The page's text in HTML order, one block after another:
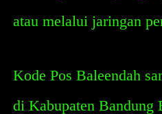
atau melalui jaringan
Kode Pos Baleendah
di Kabupaten Bandung